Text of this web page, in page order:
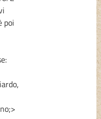
poi